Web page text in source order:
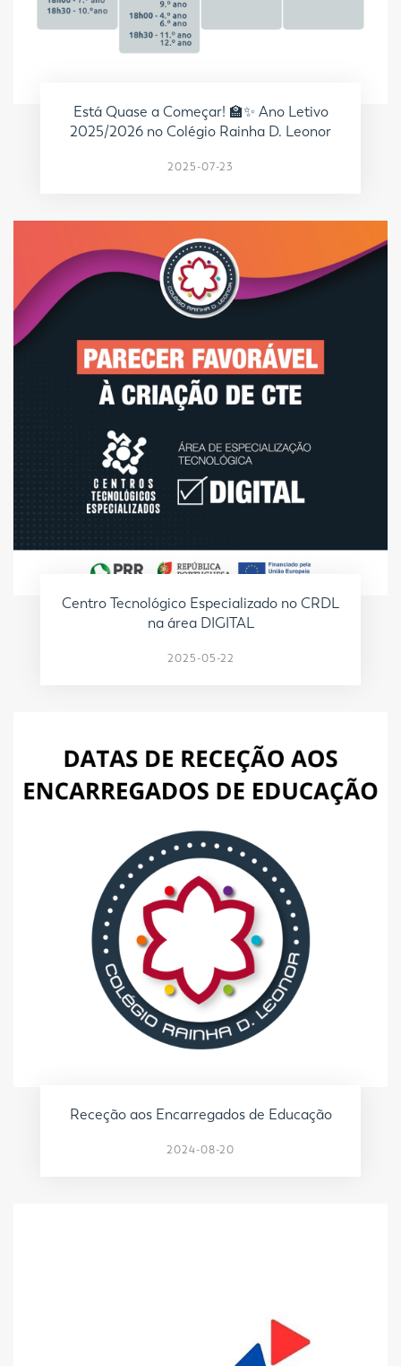
Está Quase a Começar! 🏫✨ Ano Letivo
2025/2026 no Colégio Rainha D. Leonor
2025-07-23
Centro Tecnológico Especializado no CRDL
na área DIGITAL
2025-05-22
Receção aos Encarregados de Educação
2024-08-20